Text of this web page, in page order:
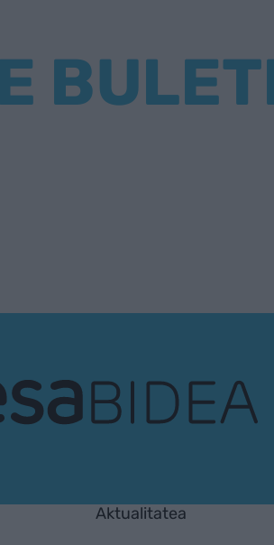
Aktualitatea